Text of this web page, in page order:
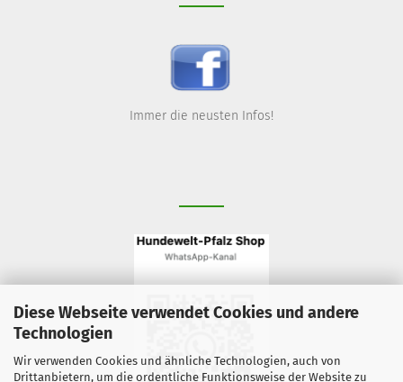
Diese Webseite verwendet Cookies und andere
Technologien
Wir verwenden Cookies und ähnliche Technologien, auch von
Drittanbietern, um die ordentliche Funktionsweise der Website zu
Immer die neusten Infos!